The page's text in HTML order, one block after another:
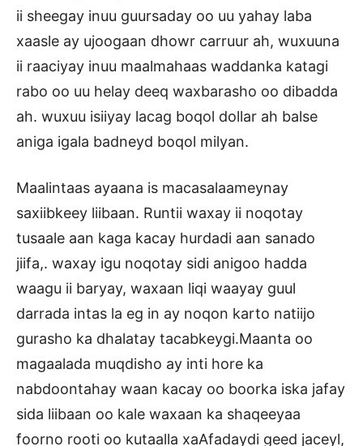
ii sheegay inuu guursaday oo uu yahay laba
xaasle ay ujoogaan dhowr carruur ah, wuxuuna
ii raaciyay inuu maalmahaas waddanka katagi
rabo oo uu helay deeq waxbarasho oo dibadda
ah. wuxuu isiiyay lacag boqol dollar ah balse
aniga igala badneyd boqol milyan.
Maalintaas ayaana is macasalaameynay
saxiibkeey liibaan. Runtii waxay ii noqotay
tusaale aan kaga kacay hurdadi aan sanado
jiifa,. waxay igu noqotay sidi anigoo hadda
waagu ii baryay, waxaan liqi waayay guul
darrada intas la eg in ay noqon karto natiijo
gurasho ka dhalatay tacabkeygi.Maanta oo
magaalada muqdisho ay inti hore ka
nabdoontahay waan kacay oo boorka iska jafay
sida liibaan oo kale waxaan ka shaqeeyaa
foorno rooti oo kutaalla xaAfadaydi geed jaceyl,